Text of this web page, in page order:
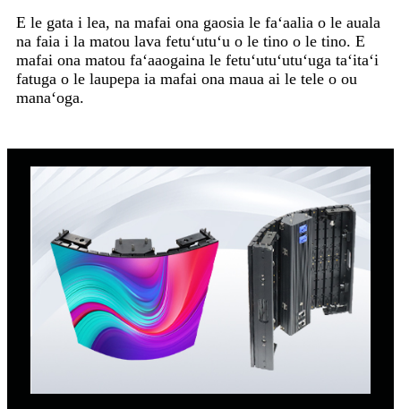
E le gata i lea, na mafai ona gaosia le faʻaalia o le auala
na faia i la matou lava fetuʻutuʻu o le tino o le tino. E
mafai ona matou faʻaaogaina le fetuʻutuʻutuʻuga taʻitaʻi
fatuga o le laupepa ia mafai ona maua ai le tele o ou
manaʻoga.